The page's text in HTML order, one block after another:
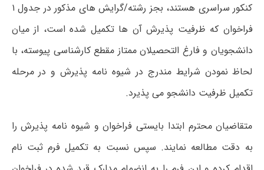
کنکور سراسری هستند، بجز رشته/گرایش­ های مذکور در جدول ۱
فراخوان که ظرفیت پذیرش آن­ ها تکمیل شده است، از میان
دانشجویان و فارغ ­التحصیلان ممتاز مقطع کارشناسی پیوسته، با
لحاظ نمودن شرایط مندرج در شیوه نامه پذیرش و در مرحله
تکمیل ظرفیت دانشجو می ­پذیرد.
متقاضیان محترم ابتدا بایستی فراخوان و شیوه ­نامه پذیرش را
به دقت مطالعه نمایند. سپس نسبت به تکمیل فرم ثبت نام